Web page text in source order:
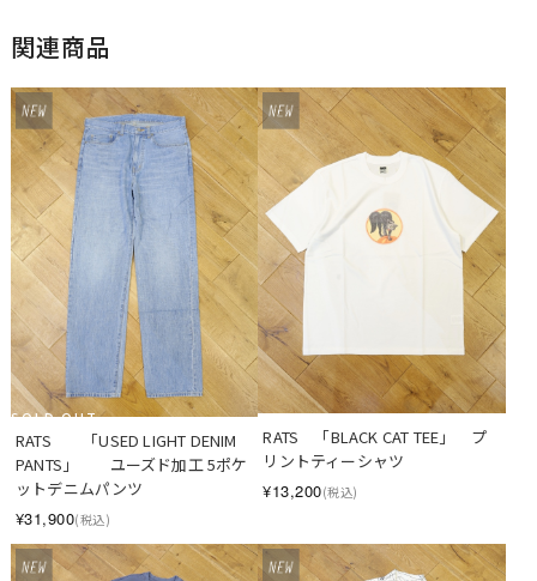
関連商品
SOLD OUT
RATS　　「USED LIGHT DENIM
PANTS」　　ユーズド加工 5ポケ
ットデニムパンツ
¥31,900(税込)
RATS　「BLACK CAT TEE」　プ
リントティーシャツ
¥13,200(税込)